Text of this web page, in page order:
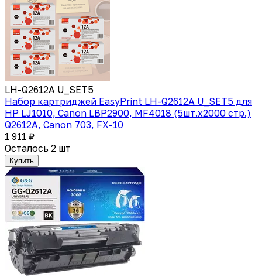
LH-Q2612A U_SET5
Набор картриджей EasyPrint LH-Q2612A U_SET5 для
HP LJ1010, Canon LBP2900, MF4018 (5шт.x2000 стр.)
Q2612A, Canon 703, FX-10
1 911 ₽
Осталось 2 шт
Купить